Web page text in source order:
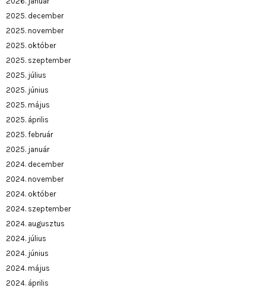
2025. december
2025. november
2025. október
2025. szeptember
2025. július
2025. június
2025. május
2025. április
2025. február
2025. január
2024. december
2024. november
2024. október
2024. szeptember
2024. augusztus
2024. július
2024. június
2024. május
2024. április